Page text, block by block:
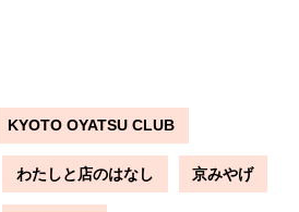
KYOTO OYATSU CLUB
わたしと店のはなし 京みやげ